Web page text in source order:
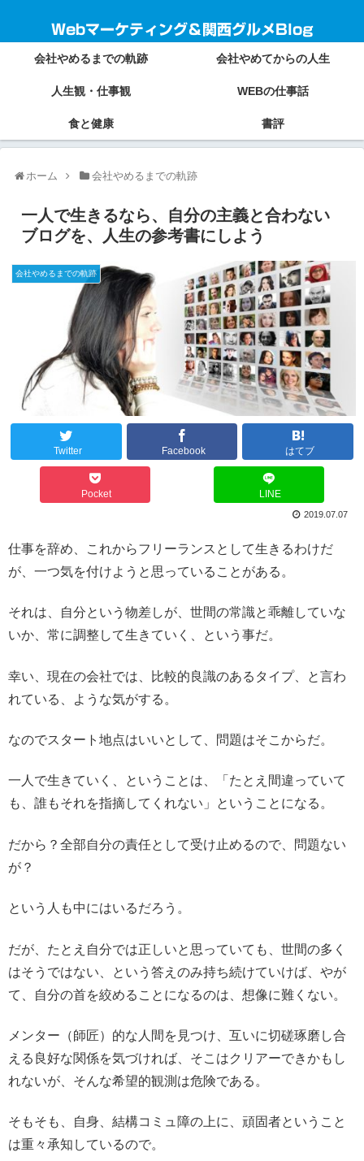
Webマーケティング＆関西グルメBlog
会社やめるまでの軌跡 会社やめてからの人生
人生観・仕事観 WEBの仕事話
食と健康 書評
ホーム 会社やめるまでの軌跡
一人で生きるなら、自分の主義と合わない
ブログを、人生の参考書にしよう
会社やめるまでの軌跡
Twitter Facebook はてブ
Pocket LINE
2019.07.07
仕事を辞め、これからフリーランスとして生きるわけだ
が、一つ気を付けようと思っていることがある。
それは、自分という物差しが、世間の常識と乖離していな
いか、常に調整して生きていく、という事だ。
幸い、現在の会社では、比較的良識のあるタイプ、と言わ
れている、ような気がする。
なのでスタート地点はいいとして、問題はそこからだ。
一人で生きていく、ということは、「たとえ間違っていて
も、誰もそれを指摘してくれない」ということになる。
だから？全部自分の責任として受け止めるので、問題ない
が？
という人も中にはいるだろう。
だが、たとえ自分では正しいと思っていても、世間の多く
はそうではない、という答えのみ持ち続けていけば、やが
て、自分の首を絞めることになるのは、想像に難くない。
メンター（師匠）的な人間を見つけ、互いに切磋琢磨し合
える良好な関係を気づければ、そこはクリアーできかもし
れないが、そんな希望的観測は危険である。
そもそも、自身、結構コミュ障の上に、頑固者ということ
は重々承知しているので。